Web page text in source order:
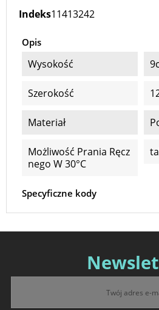
Indeks11413242
Opis
Wysokość
Szerokość
Materiał
Możliwość Prania Ręcz
Nego W 30°C
Specyficzne kody